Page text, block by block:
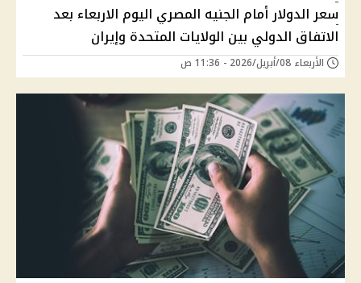
سعر الدولار أمام الجنيه المصري اليوم الاربعاء بعد
الاتفاق الدولي بين الولايات المتحدة وإيران
الأربعاء 08/أبريل/2026 - 11:36 ص